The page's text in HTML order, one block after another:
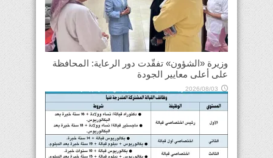
وزيرة «الشؤون» تفقّدت دور الرعاية: المحافظة
على أعلى معايير الجودة
2026/08/03